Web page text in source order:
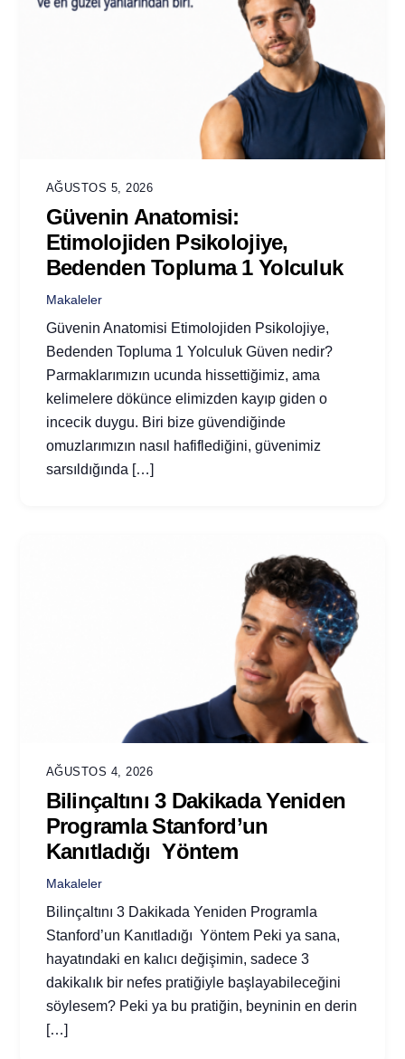
AĞUSTOS 5, 2026
Güvenin Anatomisi:
Etimolojiden Psikolojiye,
Bedenden Topluma 1 Yolculuk
Makaleler
Güvenin Anatomisi Etimolojiden Psikolojiye,
Bedenden Topluma 1 Yolculuk Güven nedir?
Parmaklarımızın ucunda hissettiğimiz, ama
kelimelere dökünce elimizden kayıp giden o
incecik duygu. Biri bize güvendiğinde
omuzlarımızın nasıl hafiflediğini, güvenimiz
sarsıldığında […]
AĞUSTOS 4, 2026
Bilinçaltını 3 Dakikada Yeniden
Programla Stanford’un
Kanıtladığı Yöntem
Makaleler
Bilinçaltını 3 Dakikada Yeniden Programla
Stanford’un Kanıtladığı Yöntem Peki ya sana,
hayatındaki en kalıcı değişimin, sadece 3
dakikalık bir nefes pratiğiyle başlayabileceğini
söylesem? Peki ya bu pratiğin, beyninin en derin
[…]